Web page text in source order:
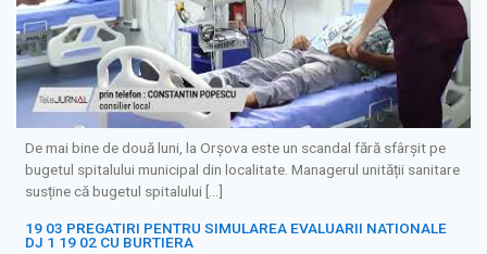
De mai bine de două luni, la Orșova este un scandal fără sfârșit pe
bugetul spitalului municipal din localitate. Managerul unității sanitare
susține că bugetul spitalului […]
19 03 PREGATIRI PENTRU SIMULAREA EVALUARII NATIONALE
DJ 1 19 02 CU BURTIERA